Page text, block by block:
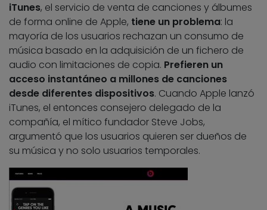
iTunes, el servicio de venta de canciones y álbumes
de forma online de Apple, tiene un problema: la
mayoría de los usuarios rechazan un consumo de
música basado en la adquisición de un fichero de
audio con limitaciones de copia. Prefieren un
acceso instantáneo a millones de canciones
desde diferentes dispositivos. Cuando Apple lanzó
iTunes, el entonces consejero delegado de la
compañía, el mítico fundador Steve Jobs,
argumentó que los usuarios quieren ser dueños de
su música y no solo usuarios temporales.